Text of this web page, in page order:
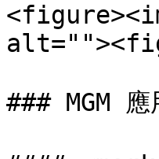
### MGM 應